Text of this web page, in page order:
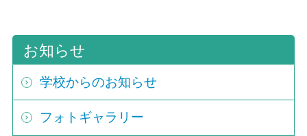
お知らせ
学校からのお知らせ
フォトギャラリー